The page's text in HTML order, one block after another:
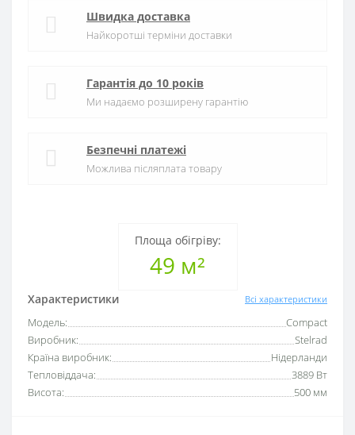
Площа обігріву:
49 м²
Характеристики Всі характеристики
Модель:
Compact
Виробник:
Stelrad
Країна виробник:
Нідерланди
Тепловіддача:
3889 Вт
Висота:
500 мм
Швидка доставка
Найкоротші терміни доставки
Гарантія до 10 років
Ми надаємо розширену гарантію
Безпечні платежі
Можлива післяплата товару